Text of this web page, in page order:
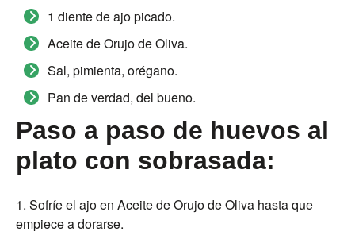
1 diente de ajo picado.
Aceite de Orujo de Oliva.
Sal, pimienta, orégano.
Pan de verdad, del bueno.
Paso a paso de huevos al
plato con sobrasada:
Sofríe el ajo en Aceite de Orujo de Oliva hasta que
empiece a dorarse.